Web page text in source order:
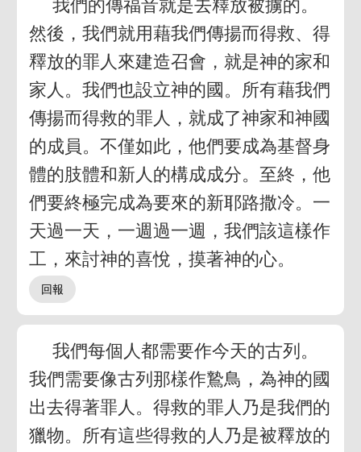
我們的傳福音就是去釋放被擄的。
然後，我們就用藉我們傳揚而得救、得
釋放的罪人來建造召會，就是神的家和
家人。我們也設立神的國。所有藉我們
傳揚而得救的罪人，就成了神家和神國
的成員。不僅如此，他們要成為基督身
體的肢體和新人的構成成分。至終，他
們要終極完成為要來的新耶路撒冷。一
天過一天，一週過一週，我們該這樣作
工，來討神的喜悅，摸著神的心。
我們每個人都需要作今天的古列。
我們需要像古列那樣作鷙鳥，為神的國
出去得著罪人。得救的罪人乃是我們的
獵物。所有這些得救的人乃是被釋放的